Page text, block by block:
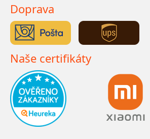
Doprava
Naše certifikáty